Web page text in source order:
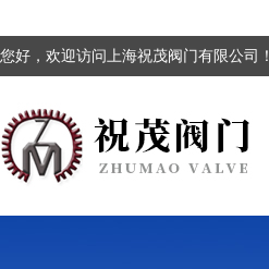
您好，欢迎访问上海祝茂阀门有限公司！